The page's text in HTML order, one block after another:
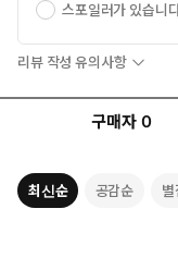
스포일러가 있습니
리뷰 작성 유의사항
구매자 0
최신순 공감순